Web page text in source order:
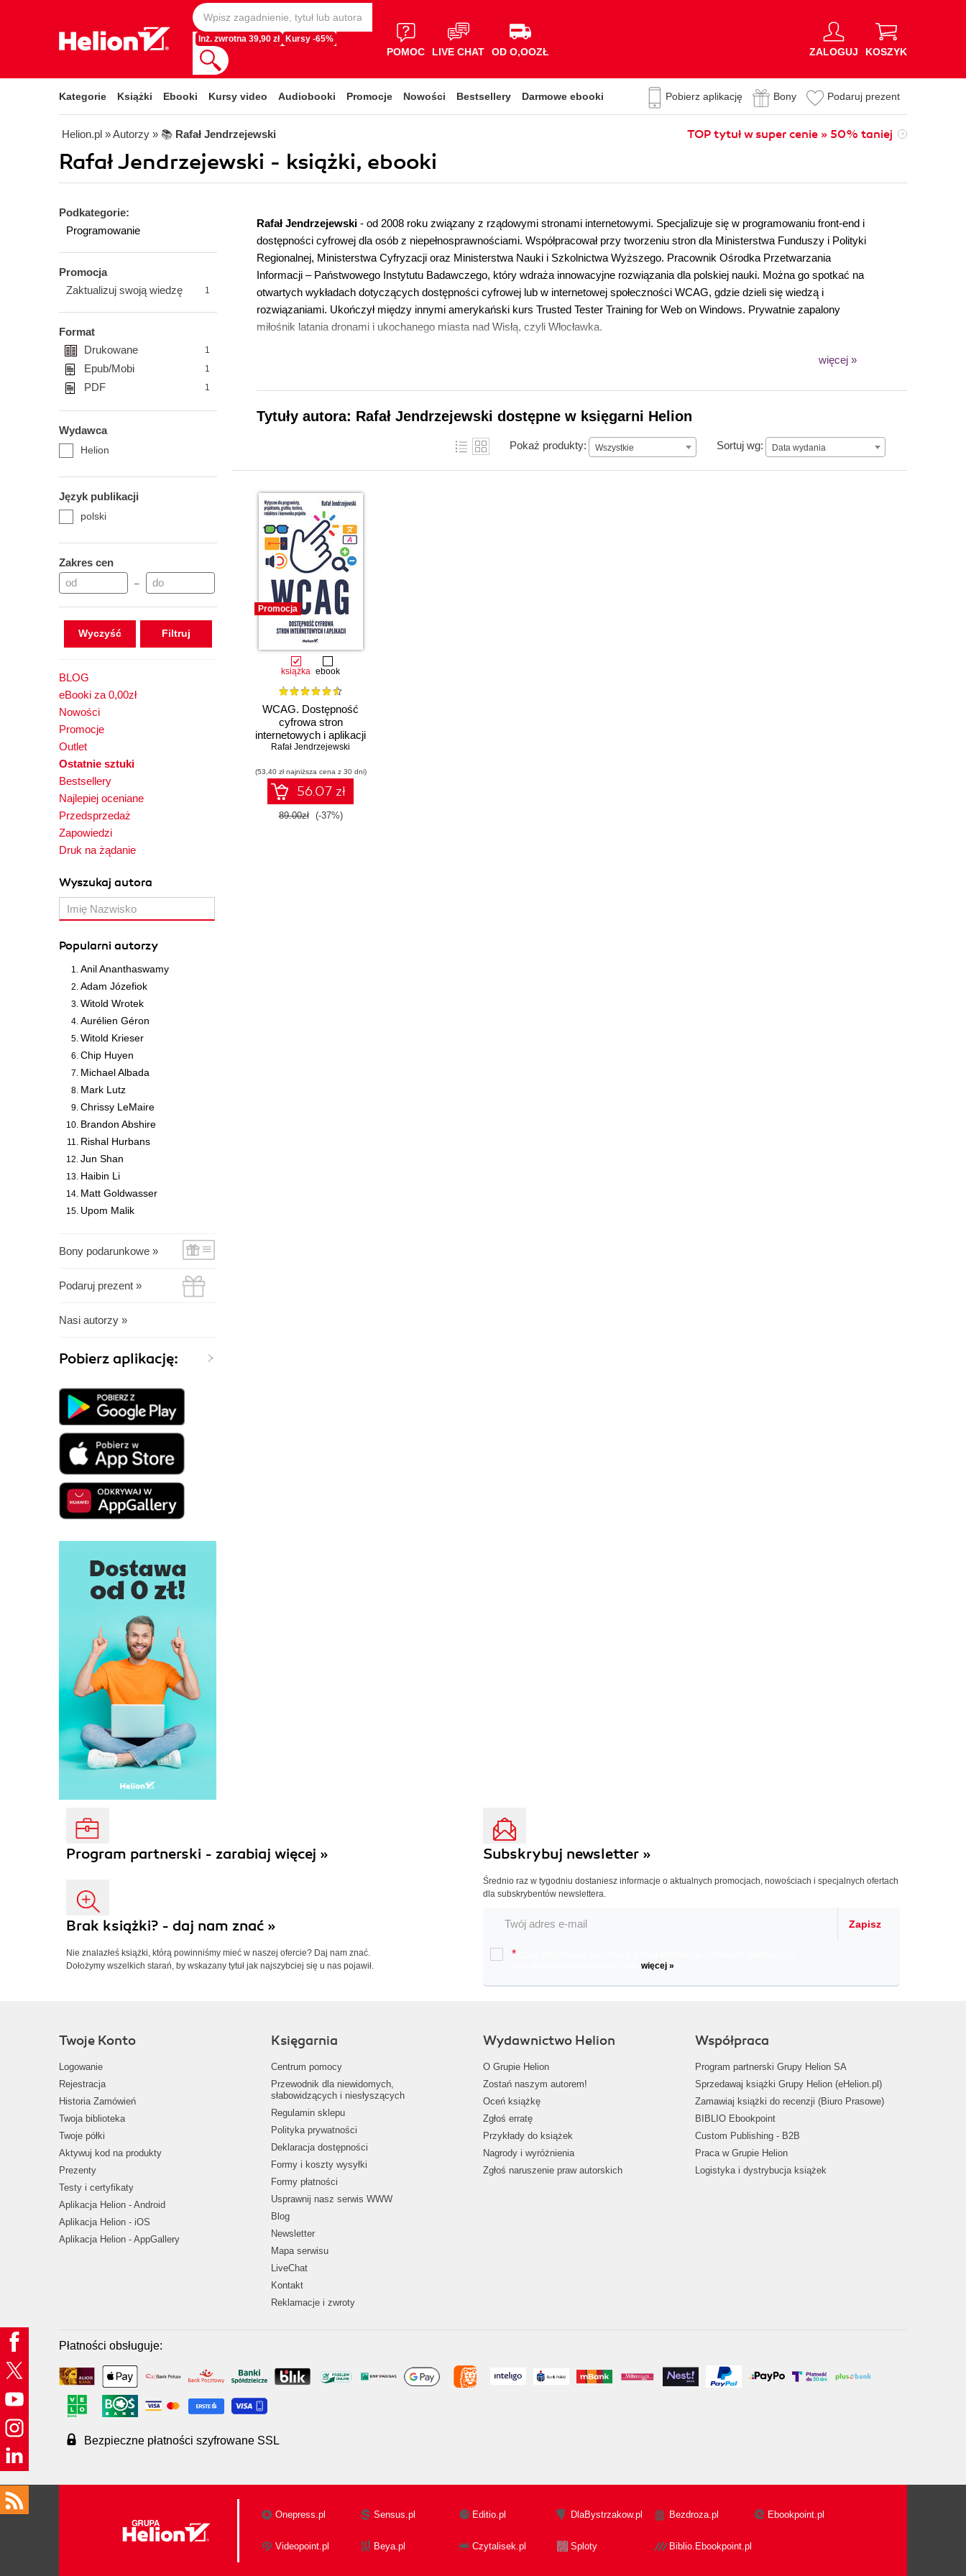
Inż. zwrotna 39,90 zł Kursy -65%
POMOC LIVE CHAT OD O,OOZŁ ZALOGUJ KOSZYK
Kategorie Książki Ebooki Kursy video Audiobooki Promocje Nowości Bestsellery Darmowe ebooki Pobierz aplikację Bony Podaruj prezent
Helion.pl » Autorzy » 📚 Rafał Jendrzejewski TOP tytuł w super cenie » 50% taniej
Rafał Jendrzejewski - książki, ebooki
Podkategorie:
Programowanie
Promocja
Zaktualizuj swoją wiedzę
1
Format
Drukowane
1
Epub/Mobi 1
PDF 1
Wydawca
Helion
Język publikacji
polski
Zakres cen
–
Wyczyść
BLOG
eBooki za 0,00zł
Nowości
Promocje
Outlet
Ostatnie sztuki
Bestsellery
Najlepiej oceniane
Przedsprzedaż
Zapowiedzi
Druk na żądanie
Wyszukaj autora
Popularni autorzy
Anil Ananthaswamy
Adam Józefiok
Witold Wrotek
Aurélien Géron
Witold Krieser
Chip Huyen
Michael Albada
Mark Lutz
Chrissy LeMaire
Brandon Abshire
Rishal Hurbans
Jun Shan
Haibin Li
Matt Goldwasser
Upom Malik
Bony podarunkowe »
Podaruj prezent »
Nasi autorzy »
Pobierz aplikację:
Rafał Jendrzejewski - od 2008 roku związany z rządowymi stronami internetowymi. Specjalizuje się w programowaniu front-end i
dostępności cyfrowej dla osób z niepełnosprawnościami. Współpracował przy tworzeniu stron dla Ministerstwa Funduszy i Polityki
Regionalnej, Ministerstwa Cyfryzacji oraz Ministerstwa Nauki i Szkolnictwa Wyższego. Pracownik Ośrodka Przetwarzania
Informacji – Państwowego Instytutu Badawczego, który wdraża innowacyjne rozwiązania dla polskiej nauki. Można go spotkać na
otwartych wykładach dotyczących dostępności cyfrowej lub w internetowej społeczności WCAG, gdzie dzieli się wiedzą i
rozwiązaniami. Ukończył między innymi amerykański kurs Trusted Tester Training for Web on Windows. Prywatnie zapalony
miłośnik latania dronami i ukochanego miasta nad Wisłą, czyli Włocławka.
więcej »
Tytuły autora: Rafał Jendrzejewski dostępne w księgarni Helion
Pokaż produkty: Wszystkie Sortuj wg: Data wydania
Data wydania
Promocja
książka ebook
WCAG. Dostępność
cyfrowa stron
internetowych i aplikacji
Rafał Jendrzejewski
(53,40 zł najniższa cena z 30 dni)
56.07 zł
89.00zł (-37%)
Program partnerski - zarabiaj więcej »
Brak książki? - daj nam znać »
Nie znalazłeś książki, którą powinniśmy mieć w naszej ofercie? Daj nam znać.
Dołożymy wszelkich starań, by wskazany tytuł jak najszybciej się u nas pojawił.
Subskrybuj newsletter »
Średnio raz w tygodniu dostaniesz informacje o aktualnych promocjach, nowościach i specjalnych ofertach
dla subskrybentów newslettera.
Zapisz
*
więcej »
Twoje Konto
Logowanie
Rejestracja
Historia Zamówień
Twoja biblioteka
Twoje półki
Aktywuj kod na produkty
Prezenty
Testy i certyfikaty
Aplikacja Helion - Android
Aplikacja Helion - iOS
Aplikacja Helion - AppGallery
Księgarnia
Centrum pomocy
Przewodnik dla niewidomych,
słabowidzących i niesłyszących
Regulamin sklepu
Polityka prywatności
Deklaracja dostępności
Formy i koszty wysyłki
Formy płatności
Usprawnij nasz serwis WWW
Blog
Newsletter
Mapa serwisu
LiveChat
Kontakt
Reklamacje i zwroty
Wydawnictwo Helion
O Grupie Helion
Zostań naszym autorem!
Oceń książkę
Zgłoś erratę
Przykłady do książek
Nagrody i wyróżnienia
Zgłoś naruszenie praw autorskich
Współpraca
Program partnerski Grupy Helion SA
Sprzedawaj książki Grupy Helion (eHelion.pl)
Zamawiaj książki do recenzji (Biuro Prasowe)
BIBLIO Ebookpoint
Custom Publishing - B2B
Praca w Grupie Helion
Logistyka i dystrybucja książek
Płatności obsługuje:
Bezpieczne płatności szyfrowane SSL
Onepress.pl Sensus.pl Editio.pl DlaBystrzakow.pl Bezdroza.pl Ebookpoint.pl
Videopoint.pl Beya.pl Czytalisek.pl Sploty Biblio.Ebookpoint.pl